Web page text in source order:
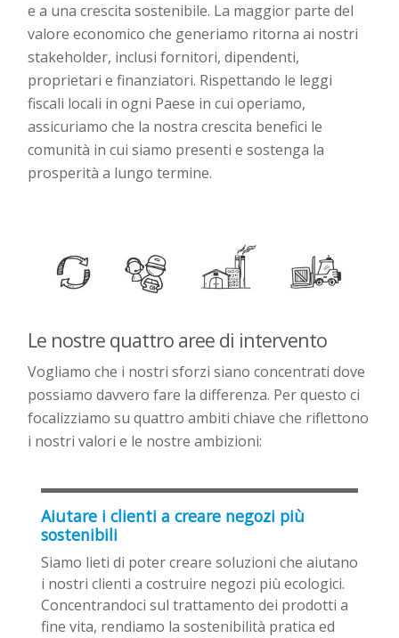
e a una crescita sostenibile. La maggior parte del
valore economico che generiamo ritorna ai nostri
stakeholder, inclusi fornitori, dipendenti,
proprietari e finanziatori. Rispettando le leggi
fiscali locali in ogni Paese in cui operiamo,
assicuriamo che la nostra crescita benefici le
comunità in cui siamo presenti e sostenga la
prosperità a lungo termine.
Le nostre quattro aree di intervento
Vogliamo che i nostri sforzi siano concentrati dove
possiamo davvero fare la differenza. Per questo ci
focalizziamo su quattro ambiti chiave che riflettono
i nostri valori e le nostre ambizioni:
Aiutare i clienti a creare negozi più
sostenibili
Siamo lieti di poter creare soluzioni che aiutano
i nostri clienti a costruire negozi più ecologici.
Concentrandoci sul trattamento dei prodotti a
fine vita, rendiamo la sostenibilità pratica ed